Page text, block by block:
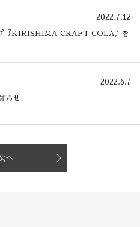
2022.7.12
プ『KIRISHIMA CRAFT COLA』を
2022.6.7
らせ
へ